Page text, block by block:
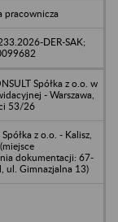
pracownicza
DER-SAK;
Spółka z o.o. w
- Warszawa,
53/26
z o.o. - Kalisz,
dokumentacji: 67-
ul. Gimnazjalna 13)